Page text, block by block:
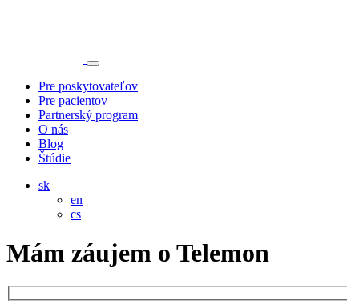
Pre poskytovateľov
Pre pacientov
Partnerský program
O nás
Blog
Štúdie
sk
en
cs
Mám záujem o Telemon